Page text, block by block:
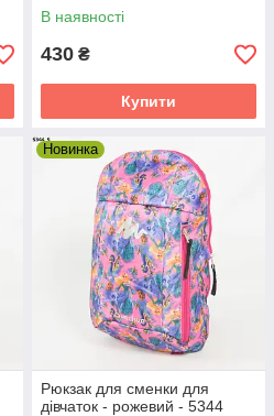
В наявності
430 ₴
Купити
Новинка
Рюкзак для сменки для
дівчаток - рожевий - 5344